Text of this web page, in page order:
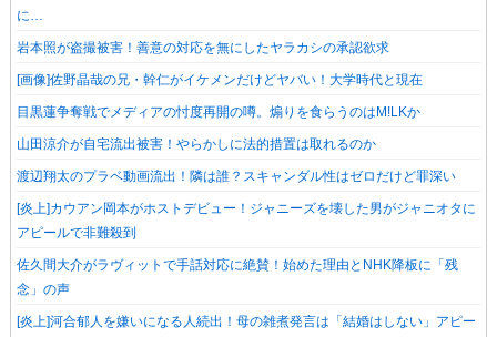
に…
岩本照が盗撮被害！善意の対応を無にしたヤラカシの承認欲求
[画像]佐野晶哉の兄・幹仁がイケメンだけどヤバい！大学時代と現在
目黒蓮争奪戦でメディアの忖度再開の噂。煽りを食らうのはM!LKか
山田涼介が自宅流出被害！やらかしに法的措置は取れるのか
渡辺翔太のプラベ動画流出！隣は誰？スキャンダル性はゼロだけど罪深い
[炎上]カウアン岡本がホストデビュー！ジャニーズを壊した男がジャニオタに
アピールで非難殺到
佐久間大介がラヴィットで手話対応に絶賛！始めた理由とNHK降板に「残
念」の声
[炎上]河合郁人を嫌いになる人続出！母の雑煮発言は「結婚はしない」アピー